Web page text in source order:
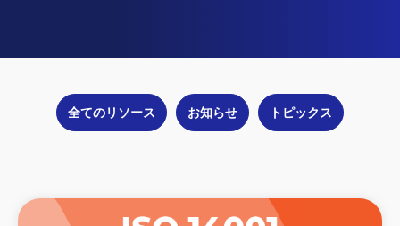
全てのリソース お知らせ トピックス